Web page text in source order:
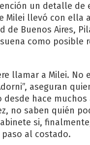
un detalle de
Milei llevó con ella
de Buenos Aires,
como posible
llamar a Milei. No
aseguran
desde hace muchos
no saben quién
si,
al costado.